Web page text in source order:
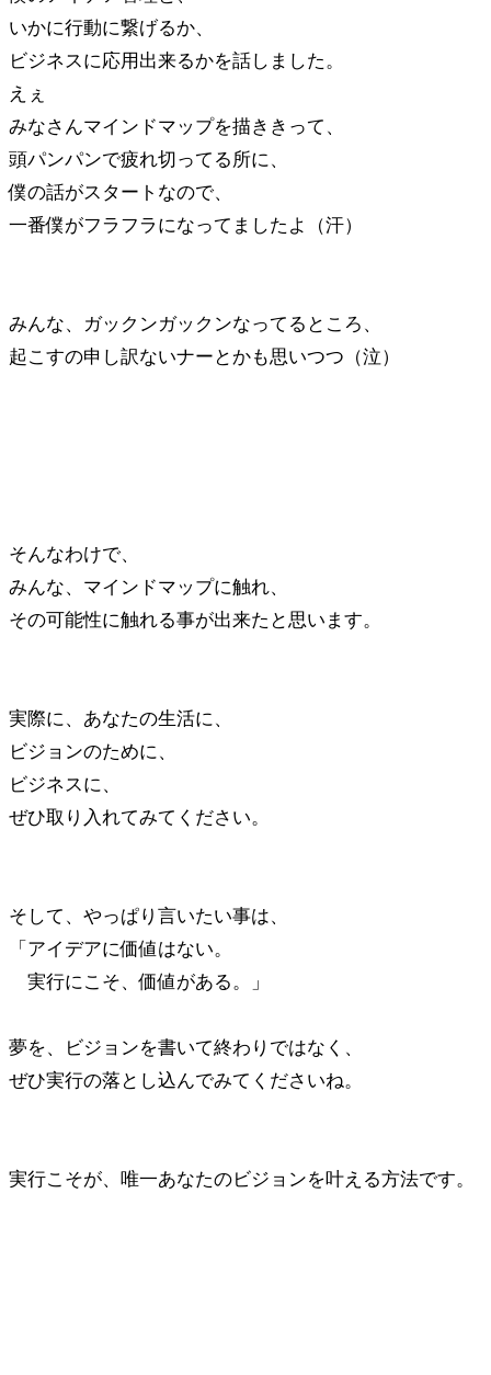
いかに行動に繋げるか、
ビジネスに応用出来るかを話しました。
えぇ
みなさんマインドマップを描ききって、
頭パンパンで疲れ切ってる所に、
僕の話がスタートなので、
一番僕がフラフラになってましたよ（汗）
みんな、ガックンガックンなってるところ、
起こすの申し訳ないナーとかも思いつつ（泣）
そんなわけで、
みんな、マインドマップに触れ、
その可能性に触れる事が出来たと思います。
実際に、あなたの生活に、
ビジョンのために、
ビジネスに、
ぜひ取り入れてみてください。
そして、やっぱり言いたい事は、
「アイデアに価値はない。
実行にこそ、価値がある。」
夢を、ビジョンを書いて終わりではなく、
ぜひ実行の落とし込んでみてくださいね。
実行こそが、唯一あなたのビジョンを叶える方法です。